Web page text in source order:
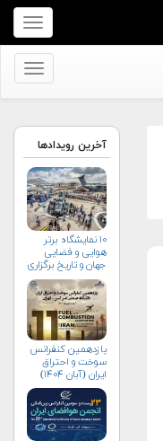
برای
نمایش
منو
برای
کنید
آخرین رویدادها
۱۰ نمایشگاه برتر
هوایی و فضایی
جهان و تاریخ برگزاری
آن‌ها
یازدهمین کنفرانس
سوخت و احتراق
ایران (آبان‌ ۱۴۰۴)